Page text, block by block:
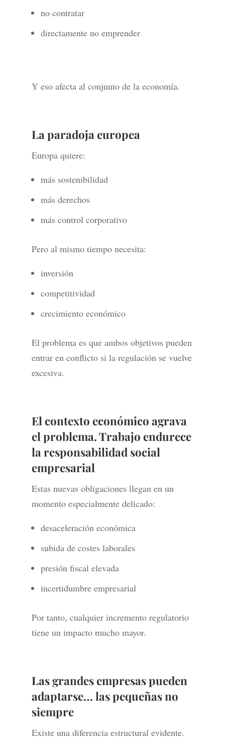
no contratar
directamente no emprender
Y eso afecta al conjunto de la economía.
La paradoja europea
Europa quiere:
más sostenibilidad
más derechos
más control corporativo
Pero al mismo tiempo necesita:
inversión
competitividad
crecimiento económico
El problema es que ambos objetivos pueden
entrar en conflicto si la regulación se vuelve
excesiva.
El contexto económico agrava
el problema. Trabajo endurece
la responsabilidad social
empresarial
Estas nuevas obligaciones llegan en un
momento especialmente delicado:
desaceleración económica
subida de costes laborales
presión fiscal elevada
incertidumbre empresarial
Por tanto, cualquier incremento regulatorio
tiene un impacto mucho mayor.
Las grandes empresas pueden
adaptarse… las pequeñas no
siempre
Existe una diferencia estructural evidente.